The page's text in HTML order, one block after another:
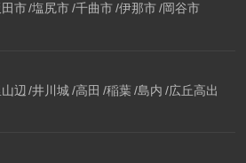
市 塩尻市 千曲市 伊那市 岡谷市
辺 井川城 高田 稲葉 島内 広丘高出